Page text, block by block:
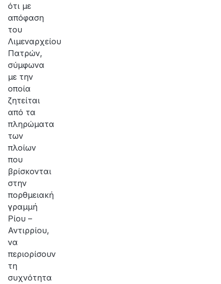
ότι με
απόφαση
του
Λιμεναρχείου
Πατρών,
σύμφωνα
με την
οποία
ζητείται
από τα
πληρώματα
των
πλοίων
που
βρίσκονται
στην
πορθμειακή
γραμμή
Ρίου –
Αντιρρίου,
να
περιορίσουν
τη
συχνότητα